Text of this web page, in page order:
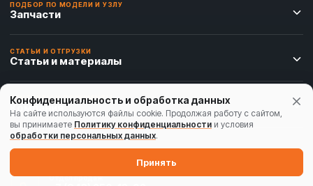
ПОДБОР ПО МОДЕЛИ И УЗЛУ
Запчасти
СТАТЬИ И ОТГРУЗКИ
Статьи и материалы
КОНТАКТЫ И ДОКУМЕНТЫ
Компания
Отдел продаж
Конфиденциальность и обработка данных
На сайте используются файлы cookie. Продолжая работу с сайтом,
вы принимаете Политику конфиденциальности и условия
обработки персональных данных.
Принять